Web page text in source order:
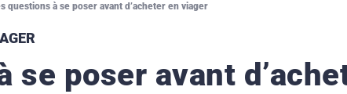
questions à se poser avant d’acheter en viager
se poser avant